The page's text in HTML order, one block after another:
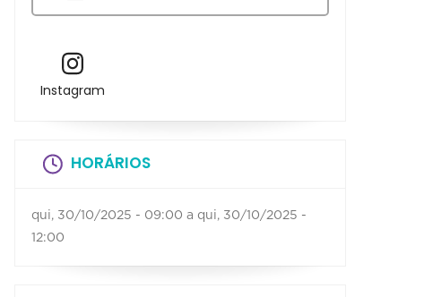
Instagram
HORÁRIOS
qui, 30/10/2025 - 09:00 a qui, 30/10/2025 -
12:00